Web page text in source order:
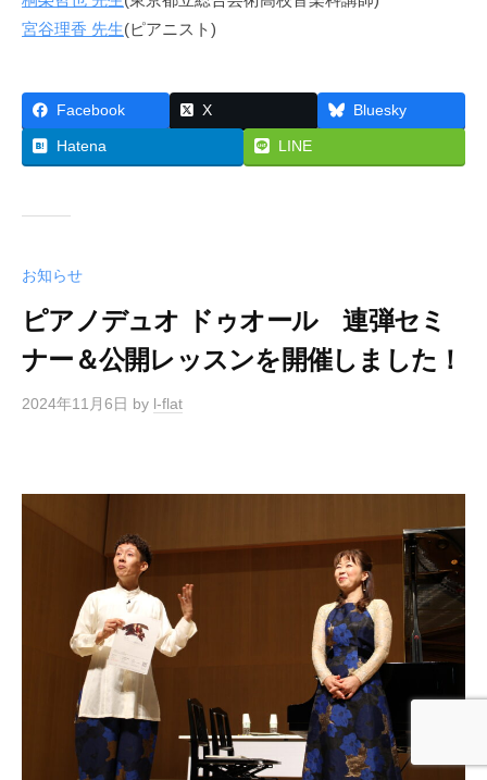
宮谷理香 先生(ピアニスト)
Facebook X Bluesky
Hatena LINE
お知らせ
ピアノデュオ ドゥオール 連弾セミ
ナー＆公開レッスンを開催しました！
2024年11月6日 by l-flat